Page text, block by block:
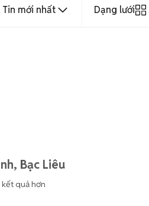
Tin mới nhất Dạng lưới
Bạc Liêu
quả hơn